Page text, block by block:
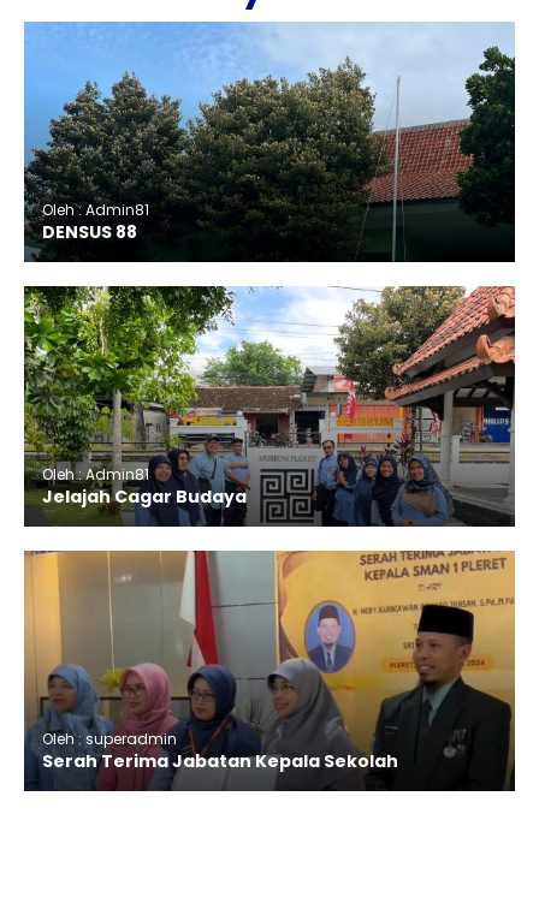
Oleh : Admin81
DENSUS 88
Oleh : Admin81
Jelajah Cagar Budaya
Oleh : superadmin
Serah Terima Jabatan Kepala Sekolah